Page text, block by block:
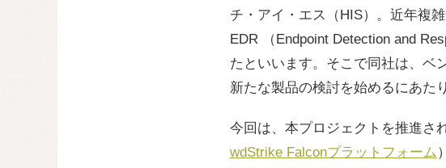
チ・アイ・エス（HIS）。近年複
EDR （Endpoint Detection and
たといいます。そこで同社は、ベ
新たな製品の検討を始めるにあた
今回は、本プロジェクトを推進さ
wdStrike Falconプラットフォーム